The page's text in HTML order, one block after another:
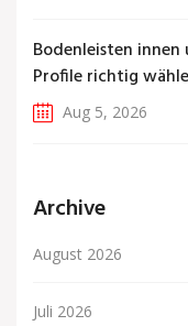
Bodenleisten innen
Profile richtig
Aug 5, 2026
Archive
August 2026
Juli 2026